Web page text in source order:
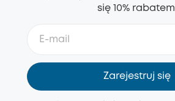
się 10%
Zarejestruj się